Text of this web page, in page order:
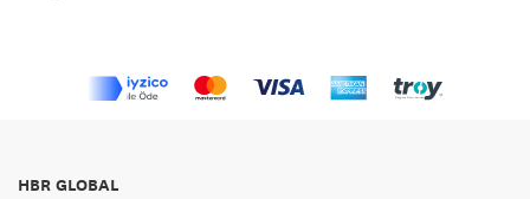
HBR GLOBAL